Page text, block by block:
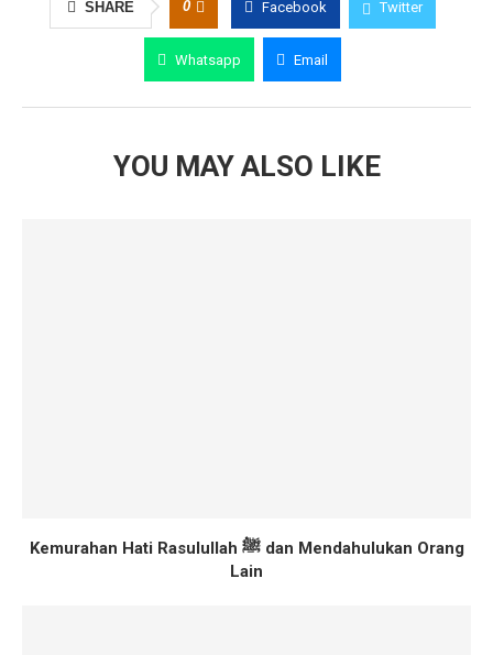
SHARE 0 Facebook Twitter
Whatsapp Email
YOU MAY ALSO LIKE
Kemurahan Hati Rasulullah ﷺ dan Mendahulukan Orang
Lain